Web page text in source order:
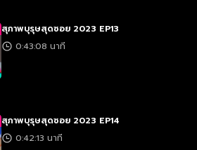
สุภาพบุรุษสุดซอย 2023 EP13
0:43:08 นาที
สุภาพบุรุษสุดซอย 2023 EP14
0:42:13 นาที